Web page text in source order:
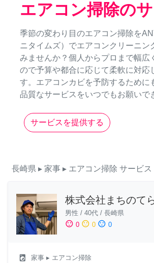
エアコン掃除の
季節の変わり目のエアコン掃除を
ニタイムズ）でエアコンクリーニン
みませんか？個人からプロまで幅広
ので予算や都合に応じて柔軟に対応
す。エアコンカビを予防するために
品質なサービスをいつでもお願いで
サービスを提供する
長崎県 ▸ 家事 ▸ エアコン掃除 サービス
株式会社まちのて
男性 / 40代 / 長崎県
sentiment_satisfied 0 sentiment_neutral 0 sentiment_dissatisfied 0
local_laundry_service 家事 ▸ エアコン掃除